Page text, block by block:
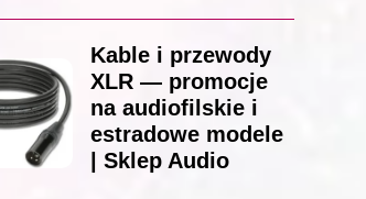
Kable i przewody
XLR — promocje
na audiofilskie i
estradowe modele
| Sklep Audio